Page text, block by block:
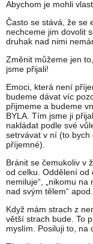
Abychom je mohli
Často se stává, že se
nechceme jim dovolit
druhak nad nimi
Změnit můžeme jen
jsme přijali!
Emoci, která není
budeme dávat víc
přijmeme a budeme
BYLA. Tím jsme ji
nakládat podle své
setrvávat v ní (to bych
příjemné).
Bránit se čemukoliv v
od celku. Oddělení od
nemiluje“, „nikomu na
nad svým tělem“
Když mám strach z
větší strach bude. To
myslím. Posiluji to, na